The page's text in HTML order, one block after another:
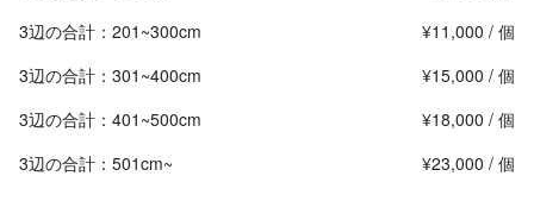
3辺の合計：201~300cm
¥11,000 / 個
3辺の合計：301~400cm
¥15,000 / 個
3辺の合計：401~500cm
¥18,000 / 個
3辺の合計：501cm~
¥23,000 / 個